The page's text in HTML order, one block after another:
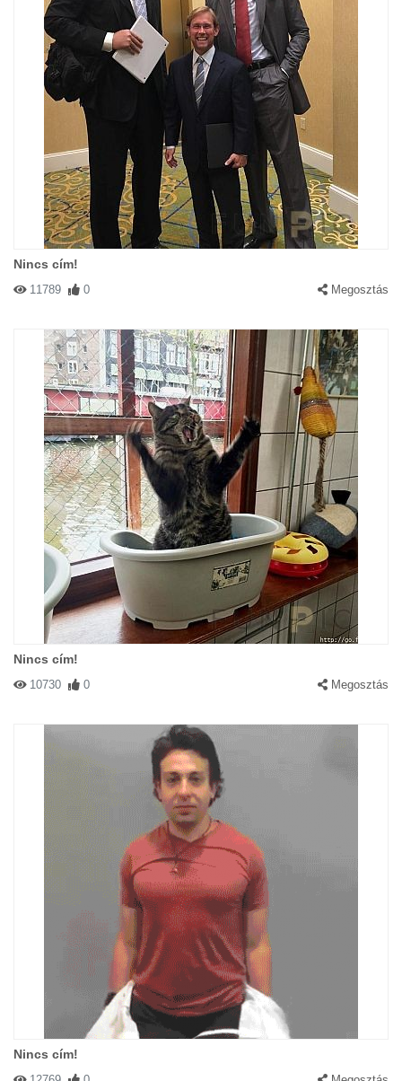
Nincs cím!
11789 0 Megosztás
Nincs cím!
10730 0 Megosztás
Nincs cím!